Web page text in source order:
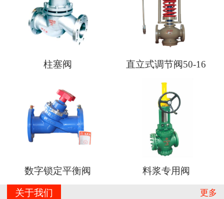
柱塞阀 直立式调节阀50-16
数字锁定平衡阀 料浆专用阀
更多
关于我们